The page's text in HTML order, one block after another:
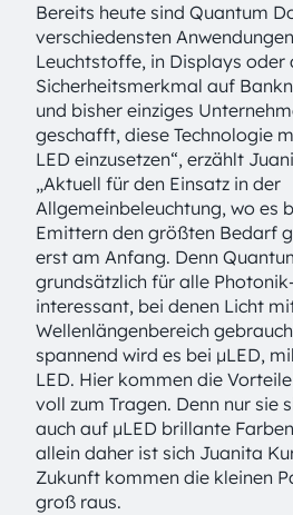
Bereits heute sind Quantum
verschiedensten
Leuchtstoffe, in Displays oder
Sicherheitsmerkmal auf
und bisher einziges
geschafft, diese Technologie
LED einzusetzen“, erzählt
„Aktuell für den Einsatz in der
Allgemeinbeleuchtung, wo es
Emittern den größten Bedarf
erst am Anfang. Denn
grundsätzlich für alle
interessant, bei denen Licht
Wellenlängenbereich
spannend wird es bei μLED,
LED. Hier kommen die
voll zum Tragen. Denn nur sie
auch auf μLED brillante
allein daher ist sich Juanita
Zukunft kommen die kleinen
groß raus.